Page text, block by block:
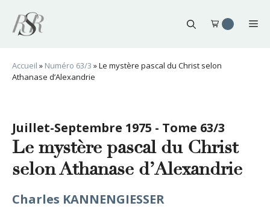
contenu
Accueil » Numéro 63/3 »Le mystère pascal du Christ selon
Athanase d’Alexandrie
Juillet-Septembre 1975 - Tome 63/3
Le mystère pascal du Christ
selon Athanase d’Alexandrie
Charles KANNENGIESSER